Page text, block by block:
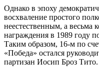
Однако в эпоху
восхваление простого
неестественным, а весьма
награждения в 1989 году
Таким образом, 16-м по
«Победа» остался
партизан Иосип Броз Тито.